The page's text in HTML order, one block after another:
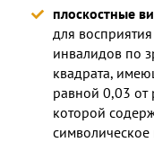
плоскостные
для
инвалидов по
квадрата,
равной 0,03 от
которой